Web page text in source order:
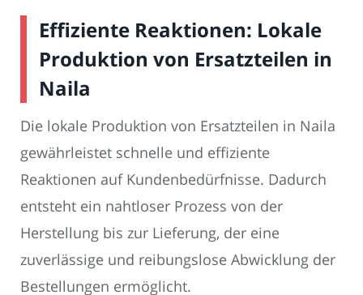
Effiziente Reaktionen: Lokale
Produktion von Ersatzteilen in
Naila
Die lokale Produktion von Ersatzteilen in Naila
gewährleistet schnelle und effiziente
Reaktionen auf Kundenbedürfnisse. Dadurch
entsteht ein nahtloser Prozess von der
Herstellung bis zur Lieferung, der eine
zuverlässige und reibungslose Abwicklung der
Bestellungen ermöglicht.